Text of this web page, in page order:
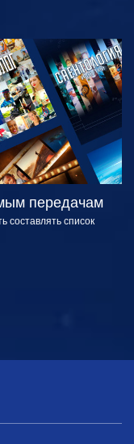
СМОТРЕТЬ
ПЕРЕДАЧИ
передачам
составлять список